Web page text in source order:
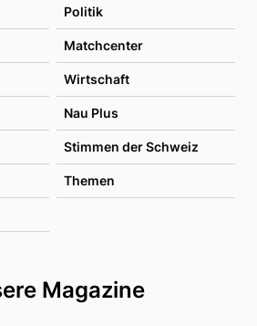
Politik
Matchcenter
Wirtschaft
Nau Plus
Stimmen der Schweiz
Themen
Magazine